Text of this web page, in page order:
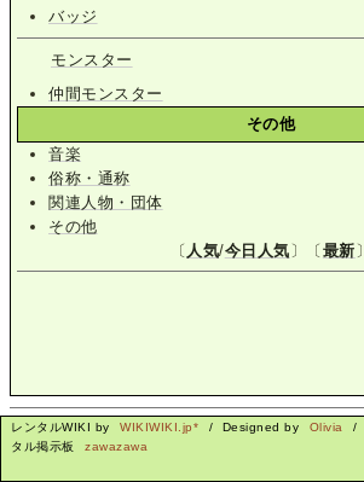
バッジ
モンスター
仲間モンスター
その他
音楽
俗称・通称
関連人物・団体
その他
〔 人気/今日人気 〕〔 最新 〕
レンタルWIKI by WIKIWIKI.jp* / Designed by Olivia /
タル掲示板
zawazawa